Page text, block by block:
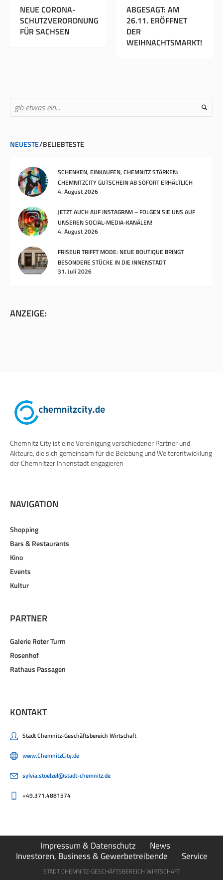
IM
NEUE CORONA-
SCHUTZVERORDNUNG
FÜR SACHSEN
ABGESAGT: AM
26.11.
NEUESTE BELIEBTESTE
SCHENKEN, EINKAUFEN, CHEMNITZ STÄRKEN:
CHEMNITZCITY GUTSCHEIN AB SOFORT ERHÄLTLICH
4. August 2026
JETZT AUCH AUF INSTAGRAM – FOLGEN SIE UNS AUF
UNSEREN SOCIAL-MEDIA-KANÄLEN!
4. August 2026
FRISEUR TRIFFT MODE: NEUE BOUTIQUE BRINGT
BESONDERE STÜCKE IN DIE INNENSTADT
31. Juli 2026
ANZEIGE:
Chemnitz City ist eine Vereinigung verschiedener Partner und
Akteure, die sich gemeinsam für die Belebung und Weiterentwicklung
der Chemnitzer Innenstadt engagieren
NAVIGATION
Shopping
Bars & Restaurants
Kino
Events
Kultur
PARTNER
Galerie Roter Turm
Rosenhof
Rathaus Passagen
KONTAKT
www.ChemnitzCity.de
sylvia.stoelzel@stadt-chemnitz.de
Impressum & Datenschutz
News
Investoren, Business & Gewerbetreibende
Service